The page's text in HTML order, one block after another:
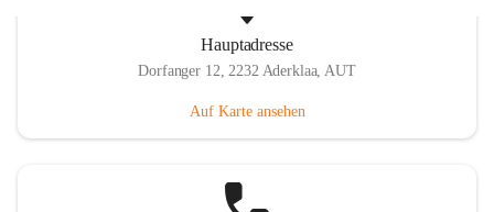
Hauptadresse
Dorfanger 12, 2232 Aderklaa, AUT
Auf Karte ansehen